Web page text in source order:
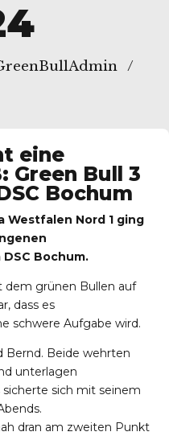
eine
Green Bull 3
Bochum
Westfalen Nord 1 ging
Bochum.
dem grünen Bullen auf
dass es
schwere Aufgabe wird.
Bernd. Beide wehrten
unterlagen
sich mit seinem
dran am zweiten Punkt